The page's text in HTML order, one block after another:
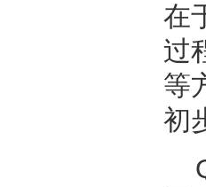
在
过
等
初